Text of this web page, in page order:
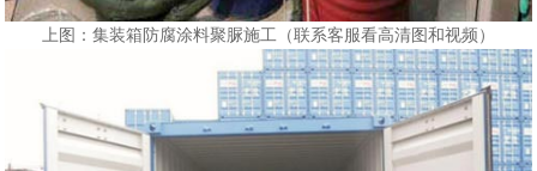
上图：集装箱防腐涂料聚脲施工（联系客服看高清图和视频）